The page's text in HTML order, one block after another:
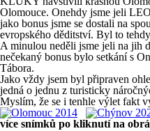
Olomouce. Onehdy jsme jeli
jako bonus jsme se dostali na
evropského děditství. Byl to
A minulou neděli jsme jeli na jih
nečekaný bonus bylo setkání s
Tábora.
Jako vždy jsem byl připraven
jedná o jednu z turisticky
Myslím, že se i tenhle výlet fakt
více snímků po kliknutí na